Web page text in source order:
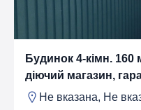
Будинок 4-кімн. 160
діючий магазин,
Не вказана, Не